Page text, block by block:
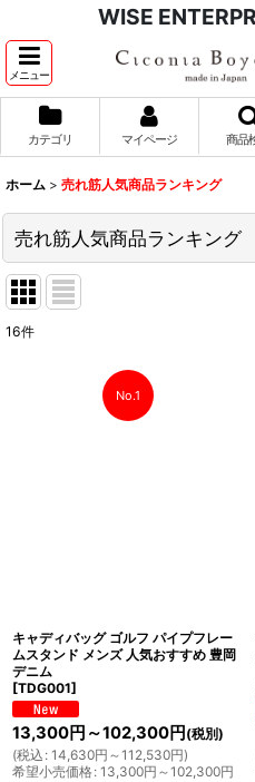
WISE
メニュー
カテゴリ マイページ 商品
ホーム > 売れ筋人気商品ランキング
売れ筋人気商品ランキング
16件
No.1
キャディバッグ ゴルフ パイプフレー
ムスタンド メンズ 人気おすすめ 豊岡
デニム
[TDG001]
13,300円 ～102,300円 (税別)
(税込 : 14,630円 ～112,530円)
希望小売価格: 13,300円 ～102,300円